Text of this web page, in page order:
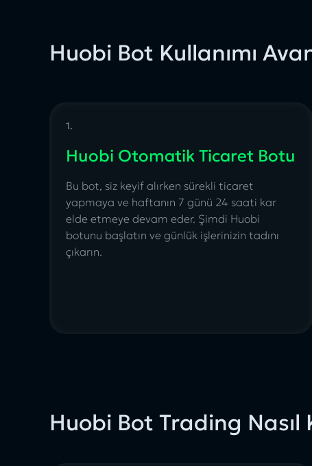
Huobi Bot Kullanımı
1.
Huobi Otomatik Ticaret Botu
Bu bot, siz keyif alırken sürekli ticaret
yapmaya ve haftanın 7 günü 24 saati kar
elde etmeye devam eder. Şimdi Huobi
botunu başlatın ve günlük işlerinizin tadını
çıkarın.
Huobi Bot Trading Nasıl